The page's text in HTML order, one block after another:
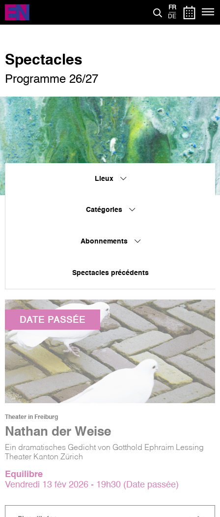
Aller
contenu
FR
DE
Spectacles
Programme 26/27
Lieux
Catégories
Abonnements
Spectacles précédents
DATE PASSÉE
Theater in Freiburg
Nathan der Weise
Ein dramatisches Gedicht von Gotthold Ephraim Lessing
Theater Kanton Zürich
Equilibre
Vendredi 13 fév 2026 - 19h30 (Date passée)